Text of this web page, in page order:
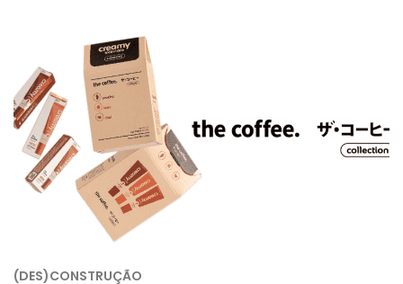
(DES)CONSTRUÇÃO